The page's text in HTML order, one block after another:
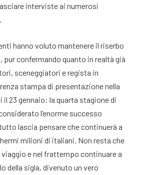
interviste ai numerosi
hanno voluto mantenere il riserbo
confermando quanto in realtà già
sceneggiatori e regista in
stampa di presentazione nella
il 23 gennaio: la quarta stagione di
l’enorme successo
lascia pensare che continuerà a
milioni di italiani. Non resta che
e nel frattempo continuare a
della sigla, divenuto un vero